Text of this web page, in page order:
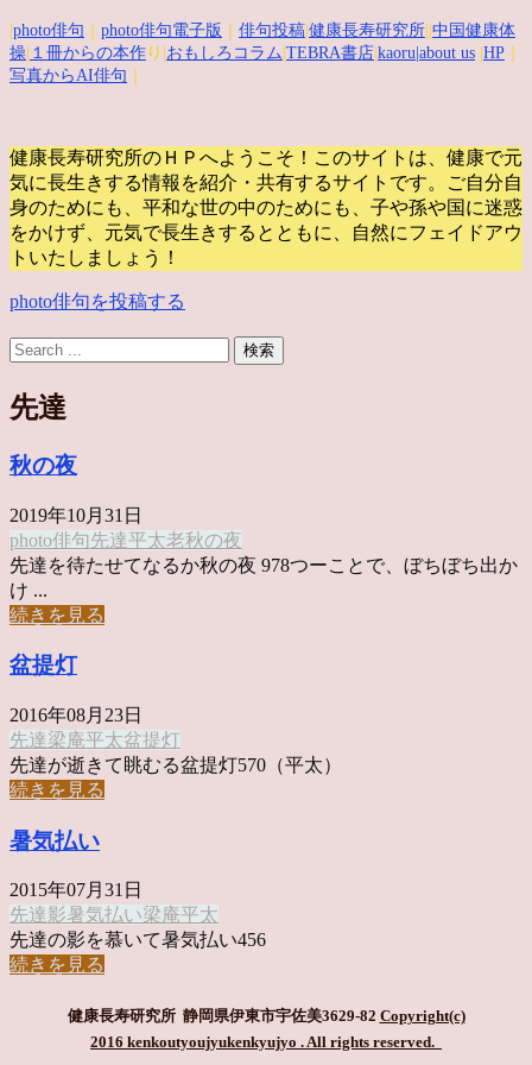
photo俳句 photo俳句電子版 俳句投稿 健康長寿研究所 中国健康体
操 １冊からの本作 り| おもしろコラム TEBRA書店 kaoru |about us HP
写真からAI俳句
健康長寿研究所のＨＰへようこそ！このサイトは、健康で元
気に長生きする情報を紹介・共有するサイトです。
ご自分自
身のためにも、平和な世の中のためにも、子や孫や国に迷惑
をかけず、元気で長生きするとともに、自然にフェイドアウ
トいたしましょう！
photo俳句を投稿する
先達
秋の夜
2019年10月31日
photo俳句先達平太老秋の夜
先達を待たせてなるか秋の夜 978つーことで、ぼちぼち出か
け ...
続きを見る
盆提灯
2016年08月23日
先達梁庵平太盆提灯
先達が逝きて眺むる盆提灯570（平太）
続きを見る
暑気払い
2015年07月31日
先達影暑気払い梁庵平太
先達の影を慕いて暑気払い456
続きを見る
健康長寿研究所 静岡県伊東市宇佐美3629-82 Copyright(c)
2016 kenkoutyoujyukenkyujyo . All rights reserved.